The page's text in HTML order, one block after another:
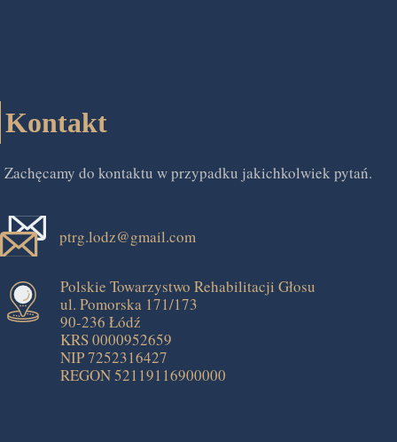
Kontakt
Zachęcamy do kontaktu w przypadku jakichkolwiek pytań.
ptrg.lodz@gmail.com
Polskie Towarzystwo Rehabilitacji Głosu
ul. Pomorska 171/173
90-236 Łódź
KRS 0000952659
NIP 7252316427
REGON 52119116900000